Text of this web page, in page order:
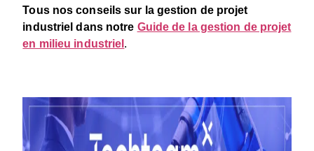
Tous nos conseils sur la gestion de projet
industriel dans notre Guide de la gestion de projet
en milieu industriel .